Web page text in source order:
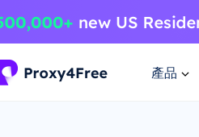
產品